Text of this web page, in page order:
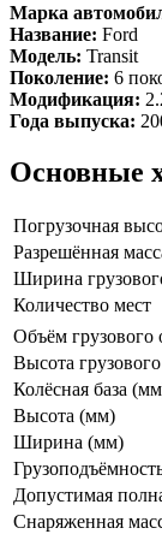
Марка
Название: Ford
Модель: Transit
Поколение: 6
Модификация:
Года выпуска:
Основные
Погрузочная
Разрешённая
Ширина
Количество мест
Объём грузового
Высота
Колёсная база
Высота (мм)
Ширина (мм)
Допустимая
Снаряженная